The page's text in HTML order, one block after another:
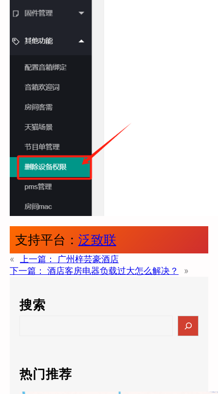
支持平台： 泛致联
« 上一篇：
广州梓芸豪酒店
下一篇：
酒店客房电器负载过大怎么解决？ »
搜索
c
h
热门推荐